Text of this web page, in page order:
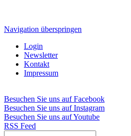
Navigation überspringen
Login
Newsletter
Kontakt
Impressum
Besuchen Sie uns auf Facebook
Besuchen Sie uns auf Instagram
Besuchen Sie uns auf Youtube
RSS Feed